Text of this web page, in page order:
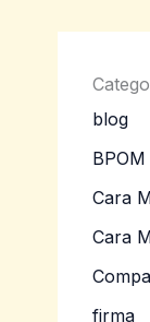
blog
BPOM
Cara
Cara
firma